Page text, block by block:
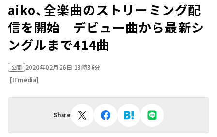
aiko、全楽曲のストリーミング配
信を開始 デビュー曲から最新シ
ングルまで414曲
公開 2020年02月26日 13時36分
[ITmedia]
Share